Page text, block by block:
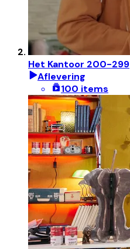
Het Kantoor 200-299
Aflevering
100 items